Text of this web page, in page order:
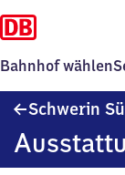
Bahnhof wählen
Schwerin